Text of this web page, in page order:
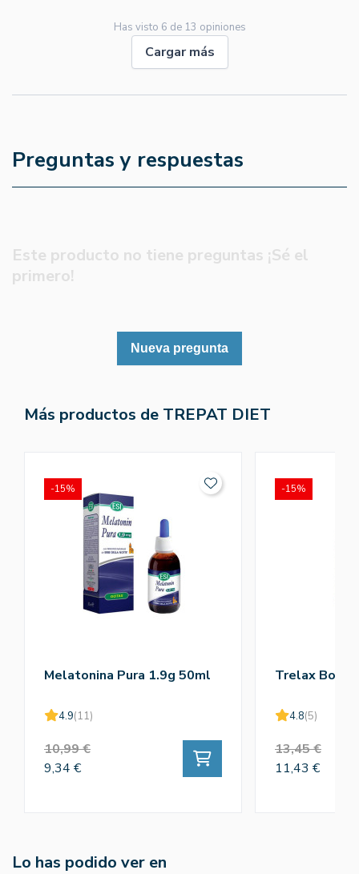
Has visto 6 de 13 opiniones
Cargar más
Preguntas y respuestas
Este producto no tiene preguntas ¡Sé el
primero!
Nueva pregunta
Más productos de TREPAT DIET
Melatonina Pura 1.9g 50ml
4.9(11)
10,99 €
9,34 €
-15%
Trelax Bote
4.8(5)
13,45 €
11,43 €
-15%
Lo has podido ver en